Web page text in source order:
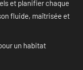
et planifier chaque
fluide, maîtrisée et
un habitat